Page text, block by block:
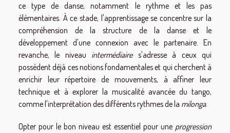
ce type de danse, notamment le rythme et les pas
élémentaires. À ce stade, l'apprentissage se concentre sur la
compréhension de la structure de la danse et le
développement d'une connexion avec le partenaire. En
revanche, le niveau intermédiaires'adresse à ceux qui
possèdent déjà ces notions fondamentales et qui cherchent à
enrichir leur répertoire de mouvements, à affiner leur
technique et à explorer la musicalité avancée du tango,
comme l'interprétation des différents rythmes de la milonga.
Opter pour le bon niveau est essentiel pour une progression